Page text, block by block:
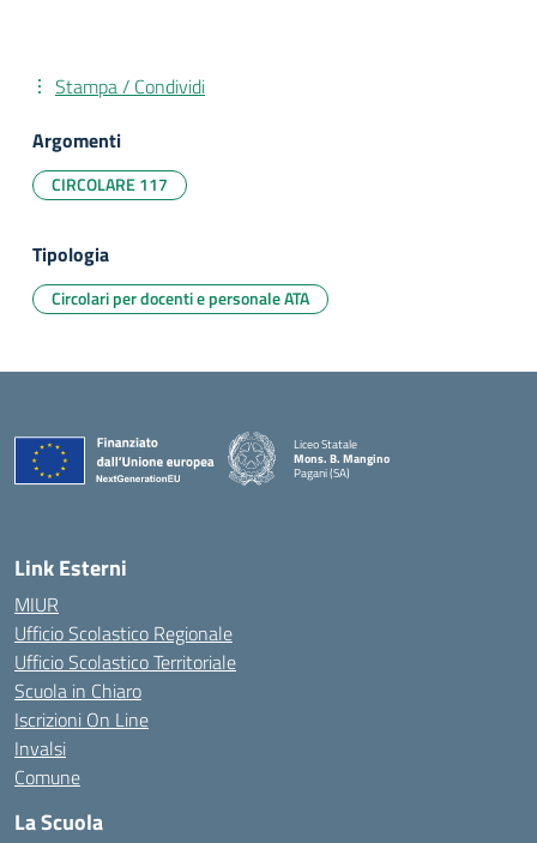
Stampa / Condividi
Argomenti
CIRCOLARE 117
Tipologia
Circolari per docenti e personale ATA
Liceo Statale
Mons. B. Mangino
Pagani (SA)
— Visita la pagina iniziale della scuola
Link Esterni
MIUR
Ufficio Scolastico Regionale
Ufficio Scolastico Territoriale
Scuola in Chiaro
Iscrizioni On Line
Invalsi
Comune
La Scuola